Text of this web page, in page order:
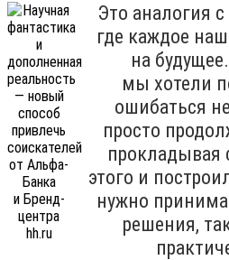
Это аналогия
где каждое
на
мы хотели
ошибаться
просто
прокладывая
этого и
нужно
решения,